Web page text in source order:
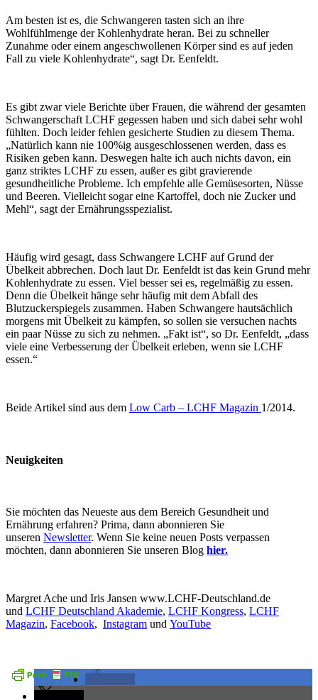
Am besten ist es, die Schwangeren tasten sich an ihre
Wohlfühlmenge der Kohlenhydrate heran. Bei zu schneller
Zunahme oder einem angeschwollenen Körper sind es auf jeden
Fall zu viele Kohlenhydrate“, sagt Dr. Eenfeldt.
Es gibt zwar viele Berichte über Frauen, die während der gesamten
Schwangerschaft LCHF gegessen haben und sich dabei sehr wohl
fühlten. Doch leider fehlen gesicherte Studien zu diesem Thema.
„Natürlich kann nie 100%ig ausgeschlossenen werden, dass es
Risiken geben kann. Deswegen halte ich auch nichts davon, ein
ganz striktes LCHF zu essen, außer es gibt gravierende
gesundheitliche Probleme. Ich empfehle alle Gemüsesorten, Nüsse
und Beeren. Vielleicht sogar eine Kartoffel, doch nie Zucker und
Mehl“, sagt der Ernährungsspezialist.
Häufig wird gesagt, dass Schwangere LCHF auf Grund der
Übelkeit abbrechen. Doch laut Dr. Eenfeldt ist das kein Grund mehr
Kohlenhydrate zu essen. Viel besser sei es, regelmäßig zu essen.
Denn die Übelkeit hänge sehr häufig mit dem Abfall des
Blutzuckerspiegels zusammen. Haben Schwangere hautsächlich
morgens mit Übelkeit zu kämpfen, so sollen sie versuchen nachts
ein paar Nüsse zu sich zu nehmen. „Fakt ist“, so Dr. Eenfeldt, „dass
viele eine Verbesserung der Übelkeit erleben, wenn sie LCHF
essen.“
Beide Artikel sind aus dem Low Carb – LCHF Magazin 1/2014.
Neuigkeiten
Sie möchten das Neueste aus dem Bereich Gesundheit und
Ernährung erfahren? Prima, dann abonnieren Sie
unseren Newsletter. Wenn Sie keine neuen Posts verpassen
möchten, dann abonnieren Sie unseren Blog hier.
Margret Ache und Iris Jansen www.LCHF-Deutschland.de
und LCHF Deutschland Akademie, LCHF Kongress, LCHF
Magazin, Facebook, Instagram und YouTube